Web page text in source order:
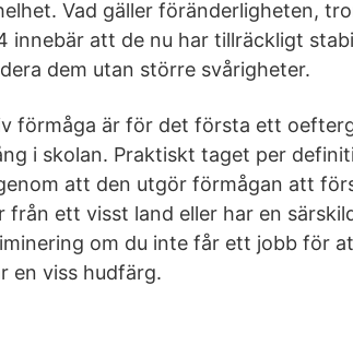
Vad gäller föränderligheten,
innebär att de nu har tillräckligt
dem utan större svårigheter.
förmåga är för det första ett
i skolan. Praktiskt taget per
att den utgör förmågan att
ett visst land eller har en
om du inte får ett jobb för
en viss hudfärg.